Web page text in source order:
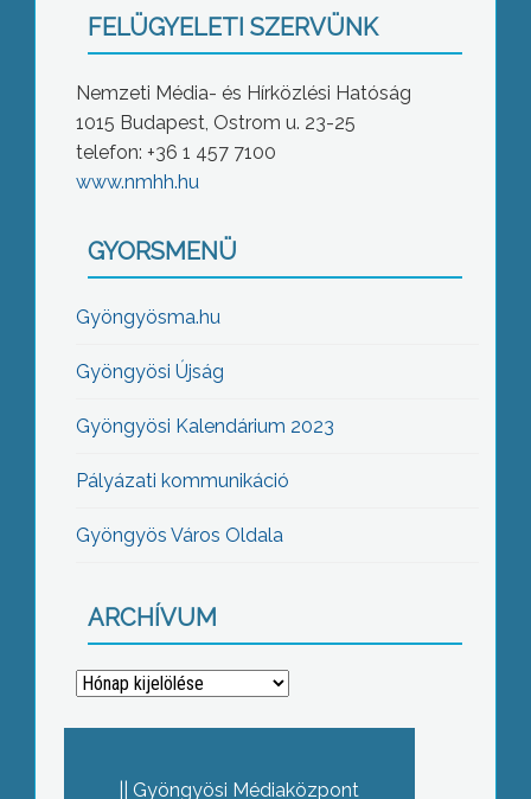
FELÜGYELETI SZERVÜNK
Nemzeti Média- és Hírközlési Hatóság
1015 Budapest, Ostrom u. 23-25
telefon: +36 1 457 7100
www.nmhh.hu
GYORSMENÜ
Gyöngyösma.hu
Gyöngyösi Újság
Gyöngyösi Kalendárium 2023
Pályázati kommunikáció
Gyöngyös Város Oldala
ARCHÍVUM
Archívum
Gyöngyösi Médiaközpont